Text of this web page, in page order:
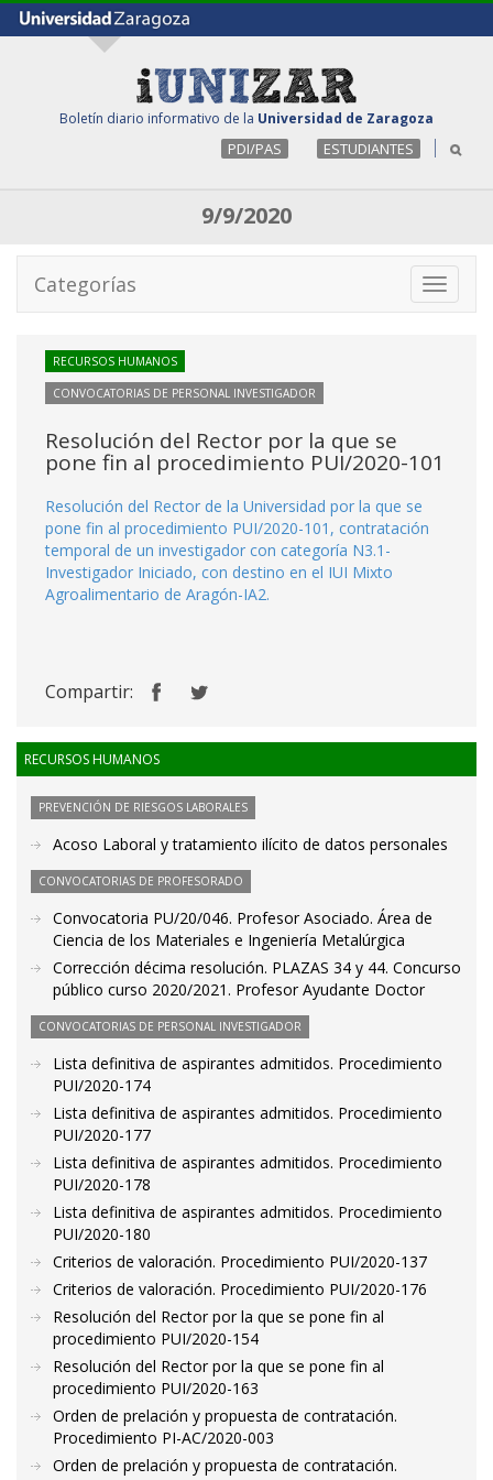
Boletín diario informativo de la Universidad de Zaragoza
PDI/PAS ESTUDIANTES
9/9/2020
Toggle
Categorías
RECURSOS HUMANOS
CONVOCATORIAS DE PERSONAL INVESTIGADOR
Resolución del Rector por la que se
pone fin al procedimiento PUI/2020-101
Resolución del Rector de la Universidad por la que se
pone fin al procedimiento PUI/2020-101, contratación
temporal de un investigador con categoría N3.1-
Investigador Iniciado, con destino en el IUI Mixto
Agroalimentario de Aragón-IA2.
Compartir:
RECURSOS HUMANOS
PREVENCIÓN DE RIESGOS LABORALES
Acoso Laboral y tratamiento ilícito de datos personales
CONVOCATORIAS DE PROFESORADO
Convocatoria PU/20/046. Profesor Asociado. Área de
Ciencia de los Materiales e Ingeniería Metalúrgica
Corrección décima resolución. PLAZAS 34 y 44. Concurso
público curso 2020/2021. Profesor Ayudante Doctor
CONVOCATORIAS DE PERSONAL INVESTIGADOR
Lista definitiva de aspirantes admitidos. Procedimiento
PUI/2020-174
Lista definitiva de aspirantes admitidos. Procedimiento
PUI/2020-177
Lista definitiva de aspirantes admitidos. Procedimiento
PUI/2020-178
Lista definitiva de aspirantes admitidos. Procedimiento
PUI/2020-180
Criterios de valoración. Procedimiento PUI/2020-137
Criterios de valoración. Procedimiento PUI/2020-176
Resolución del Rector por la que se pone fin al
procedimiento PUI/2020-154
Resolución del Rector por la que se pone fin al
procedimiento PUI/2020-163
Orden de prelación y propuesta de contratación.
Procedimiento PI-AC/2020-003
Orden de prelación y propuesta de contratación.